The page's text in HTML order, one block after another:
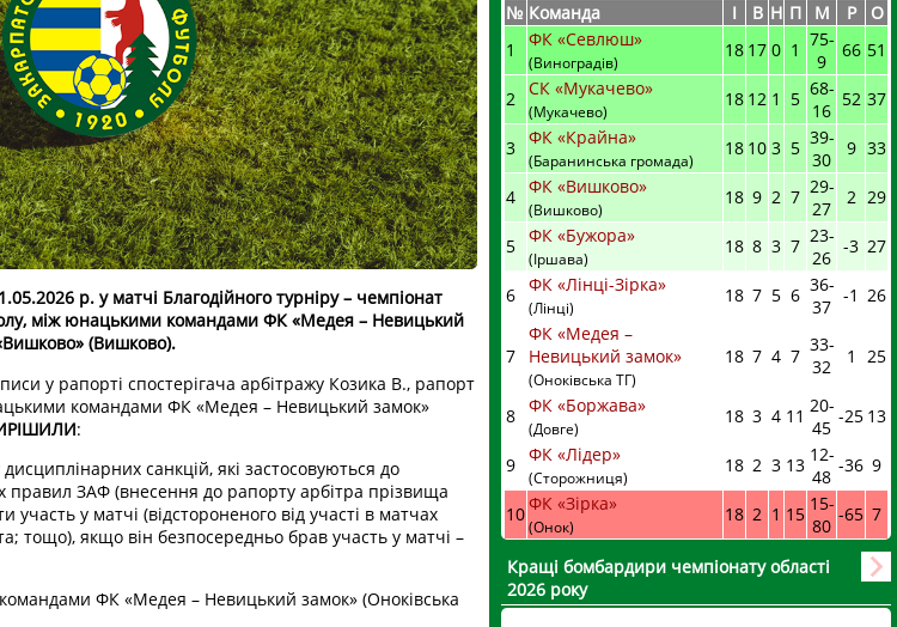
р. у матчі Благодійного турніру – чемпіонат
між юнацькими командами ФК «Медея – Невицький
(Вишково).
у рапорті спостерігача арбітражу Козика В., рапорт
командами ФК «Медея – Невицький замок»
:
санкцій, які застосовуються до
правил ЗАФ (внесення до рапорту арбітра прізвища
у матчі (відстороненого від участі в матчах
тощо), якщо він безпосередньо брав участь у матчі –
ФК «Медея – Невицький замок» (Оноківська
№ Команда I В Н П М Р
О
1
ФК «Севлюш»
(Виноградів)
18 17 0 1 75-
9
66 51
2 СК «Мукачево»
(Мукачево)
18 12 1 5 68-
16
52 37
3 ФК «Крайна»
(Баранинська громада)
18 10 3 5 39-
30
9 33
4 ФК «Вишково»
(Вишково)
18 9 2 7 29-
27
2 29
5 ФК «Бужора»
(Іршава)
18 8 3 7 23-
26
-3 27
6 ФК «Лінці-Зірка»
(Лінці)
18 7 5 6 36-
37
-1 26
7
ФК «Медея –
Невицький замок»
(Оноківська ТГ)
18 7 4 7
33-
32
1 25
8 ФК «Боржава»
(Довге)
18 3 4 11 20-
45
-25 13
9 ФК «Лідер»
(Сторожниця)
18 2 3 13 12-
48
-36 9
10ФК «Зірка»
(Онок)
18 2 1 15 15-
80
-65 7
Кращі бомбардири чемпіонату області
2026 року